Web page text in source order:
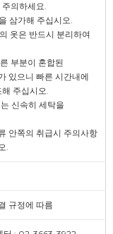
의하세요.
삼가해 주십시오.
옷은 반드시 분리하여
부분이 혼합된
있으니 빠른 시간내에
주십시오.
신속히 세탁을
안쪽의 취급시 주의사항
.
규정에 따름